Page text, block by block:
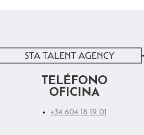
TELÉFONO
OFICINA
+34 604 18 19 01